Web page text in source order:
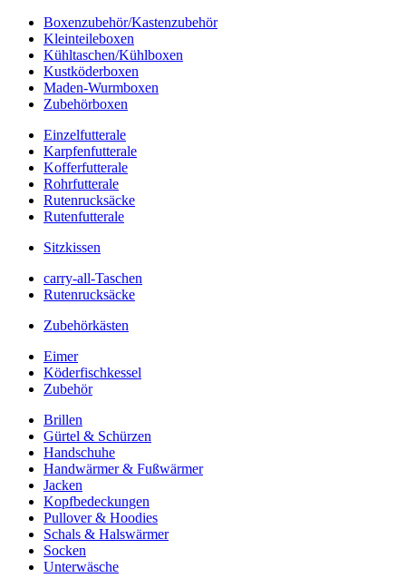
Boxenzubehör/Kastenzubehör
Kleinteileboxen
Kühltaschen/Kühlboxen
Kustköderboxen
Maden-Wurmboxen
Zubehörboxen
Einzelfutterale
Karpfenfutterale
Kofferfutterale
Rohrfutterale
Rutenrucksäcke
Rutenfutterale
Sitzkissen
carry-all-Taschen
Rutenrucksäcke
Zubehörkästen
Eimer
Köderfischkessel
Zubehör
Brillen
Gürtel & Schürzen
Handschuhe
Handwärmer & Fußwärmer
Jacken
Kopfbedeckungen
Pullover & Hoodies
Schals & Halswärmer
Socken
Unterwäsche